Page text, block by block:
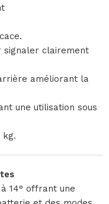
signaler clairement
améliorant la
une utilisation sous
kg.
14° offrant une